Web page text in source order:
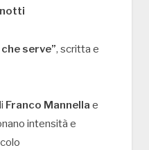
che serve”, scritta e
Franco Mannella e
intensità e